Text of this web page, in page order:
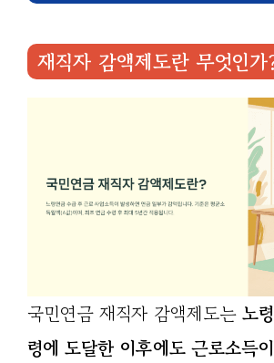
재직자 감액제도란 무엇인가
국민연금 재직자 감액제도는 노
령에 도달한 이후에도 근로소득